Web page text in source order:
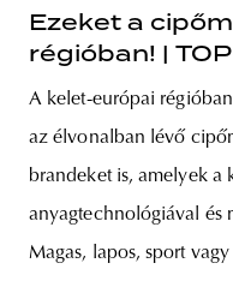
Ezeket a
régióban! |
A kelet-európai
az élvonalban lévő
brandeket is, amelyek a
anyagtechnológiával és
Magas, lapos, sport